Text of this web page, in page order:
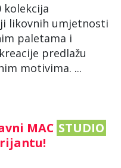
kolekcija
likovnih umjetnosti
paletama i
predlažu
motivima. ...
MAC STUDIO